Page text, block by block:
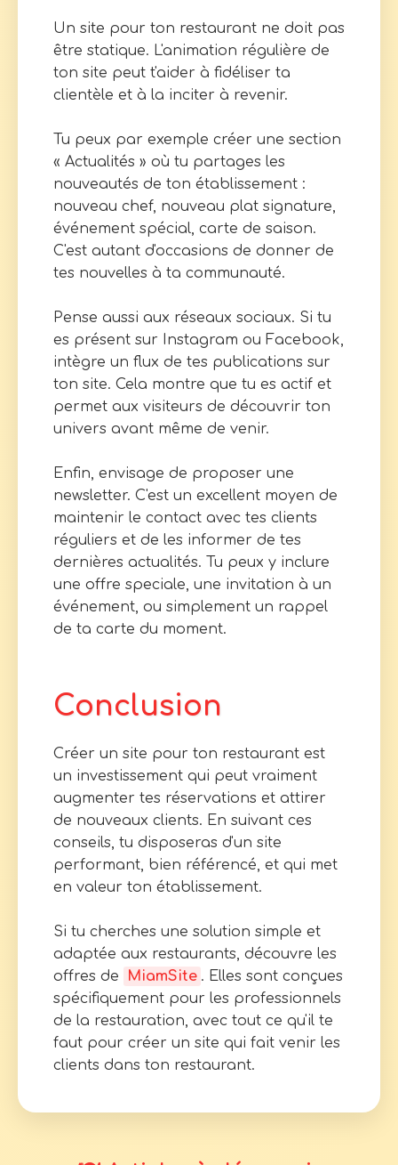
Un site pour ton restaurant ne doit pas
être statique. L'animation régulière de
ton site peut t'aider à fidéliser ta
clientèle et à la inciter à revenir.
Tu peux par exemple créer une section
« Actualités » où tu partages les
nouveautés de ton établissement :
nouveau chef, nouveau plat signature,
événement spécial, carte de saison.
C'est autant d'occasions de donner de
tes nouvelles à ta communauté.
Pense aussi aux réseaux sociaux. Si tu
es présent sur Instagram ou Facebook,
intègre un flux de tes publications sur
ton site. Cela montre que tu es actif et
permet aux visiteurs de découvrir ton
univers avant même de venir.
Enfin, envisage de proposer une
newsletter. C'est un excellent moyen de
maintenir le contact avec tes clients
réguliers et de les informer de tes
dernières actualités. Tu peux y inclure
une offre speciale, une invitation à un
événement, ou simplement un rappel
de ta carte du moment.
Conclusion
Créer un site pour ton restaurant est
un investissement qui peut vraiment
augmenter tes réservations et attirer
de nouveaux clients. En suivant ces
conseils, tu disposeras d'un site
performant, bien référencé, et qui met
en valeur ton établissement.
Si tu cherches une solution simple et
adaptée aux restaurants, découvre les
offres de
MiamSite . Elles sont conçues
spécifiquement pour les professionnels
de la restauration, avec tout ce qu'il te
faut pour créer un site qui fait venir les
clients dans ton restaurant.